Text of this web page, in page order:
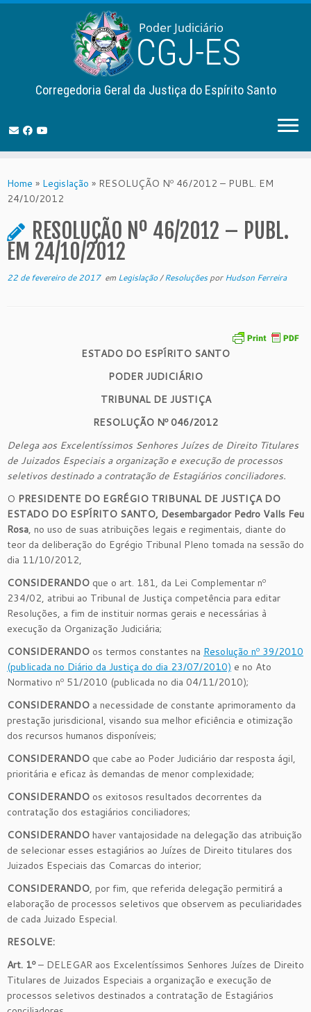
to
content
Corregedoria Geral da Justiça do Espírito Santo
Home » Legislação » RESOLUÇÃO Nº 46/2012 – PUBL. EM
24/10/2012
RESOLUÇÃO Nº 46/2012 – PUBL.
EM 24/10/2012
22 de fevereiro de 2017em Legislação/ResoluçõesporHudson Ferreira
ESTADO DO ESPÍRITO SANTO
PODER JUDICIÁRIO
TRIBUNAL DE JUSTIÇA
RESOLUÇÃO Nº 046/2012
Delega aos Excelentíssimos Senhores Juízes de Direito Titulares
de Juizados Especiais a organização e execução de processos
seletivos destinado a contratação de Estagiários conciliadores.
O PRESIDENTE DO EGRÉGIO TRIBUNAL DE JUSTIÇA DO
ESTADO DO ESPÍRITO SANTO, Desembargador Pedro Valls Feu
Rosa, no uso de suas atribuições legais e regimentais, diante do
teor da deliberação do Egrégio Tribunal Pleno tomada na sessão do
dia 11/10/2012,
CONSIDERANDO que o art. 181, da Lei Complementar nº
234/02, atribui ao Tribunal de Justiça competência para editar
Resoluções, a fim de instituir normas gerais e necessárias à
execução da Organização Judiciária;
CONSIDERANDO os termos constantes na Resolução nº 39/2010
(publicada no Diário da Justiça do dia 23/07/2010) e no Ato
Normativo nº 51/2010 (publicada no dia 04/11/2010);
CONSIDERANDO a necessidade de constante aprimoramento da
prestação jurisdicional, visando sua melhor eficiência e otimização
dos recursos humanos disponíveis;
CONSIDERANDO que cabe ao Poder Judiciário dar resposta ágil,
prioritária e eficaz às demandas de menor complexidade;
CONSIDERANDO os exitosos resultados decorrentes da
contratação dos estagiários conciliadores;
CONSIDERANDO haver vantajosidade na delegação das atribuição
de selecionar esses estagiários ao Juízes de Direito titulares dos
Juizados Especiais das Comarcas do interior;
CONSIDERANDO, por fim, que referida delegação permitirá a
elaboração de processos seletivos que observem as peculiaridades
de cada Juizado Especial.
RESOLVE:
Art. 1º– DELEGAR aos Excelentíssimos Senhores Juízes de Direito
Titulares de Juizados Especiais a organização e execução de
processos seletivos destinados a contratação de Estagiários